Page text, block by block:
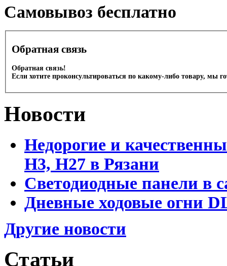
Cамовывоз бесплатно
Обратная связь
Обратная связь!
Если хотите проконсультироваться по какому-либо товару, мы
Новости
Недорогие и
Н3, Н27 в Рязани
Светодиодные панели в
Дневные ходовые огни
Другие новости
Статьи